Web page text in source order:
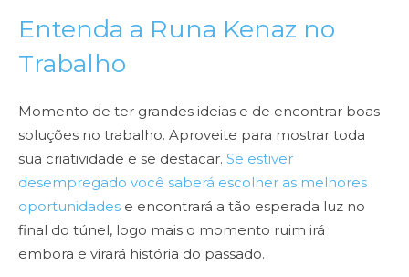
Entenda a Runa Kenaz no
Trabalho
Momento de ter grandes ideias e de encontrar boas
soluções no trabalho. Aproveite para mostrar toda
sua criatividade e se destacar. Se estiver
desempregado você saberá escolher as melhores
oportunidades e encontrará a tão esperada luz no
final do túnel, logo mais o momento ruim irá
embora e virará história do passado.